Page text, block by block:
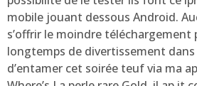
mobile jouant dessous Android.
s’offrir le moindre téléchargement
longtemps de divertissement dans
d’entamer cet soirée teuf via ma